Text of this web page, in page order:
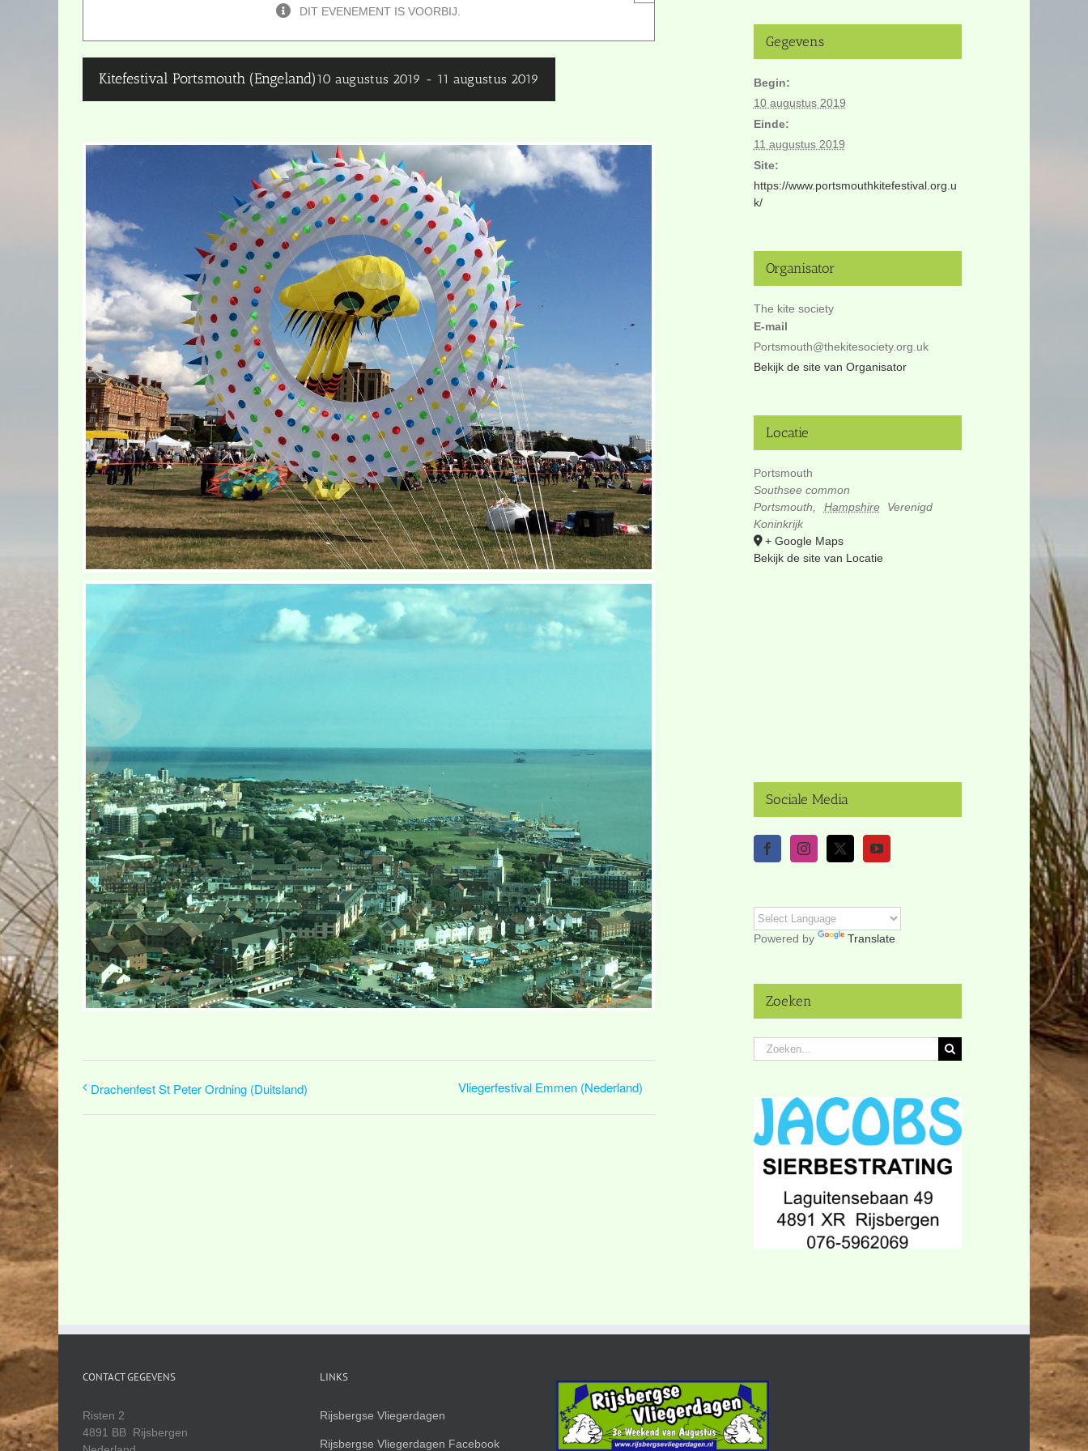
DIT EVENEMENT IS VOORBIJ.
Kitefestival Portsmouth (Engeland)10 augustus 2019 - 11 augustus 2019
Drachenfest St Peter Ordning (Duitsland) Vliegerfestival Emmen (Nederland)
Gegevens
Begin:
10 augustus 2019
Einde:
11 augustus 2019
Site:
https://www.portsmouthkitefestival.org.u
k/
Organisator
The kite society
E-mail
Portsmouth@thekitesociety.org.uk
Bekijk de site van Organisator
Locatie
Portsmouth
Southsee common
Portsmouth
Hampshire
Verenigd
Koninkrijk
+ Google Maps
Bekijk de site van Locatie
Sociale Media
Powered by Translate
Zoeken
Zoeken
naar:
CONTACT GEGEVENS
Risten 2
4891 BB Rijsbergen
LINKS
Rijsbergse Vliegerdagen
Rijsbergse Vliegerdagen Facebook